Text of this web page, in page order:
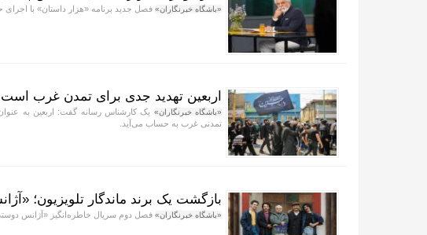
«باشگاه خبرنگاران» فصل جدید برنامه «هزار داستان» با
اربعین تهدید جدی برای تمدن غرب است
«باشگاه خبرنگاران» یک کارشناس رسانه گفت: اربعین به
تمدنی غرب به حساب می‌آید.
بازگشت یک برند ماندگار تلویزیون؛
«باشگاه خبرنگاران» فصل دوم سریال خاطره‌انگیز «آژانس